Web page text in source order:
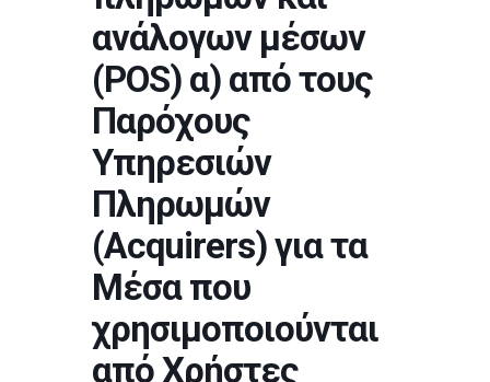
ανάλογων μέσων
(POS) α) από τους
Παρόχους
Υπηρεσιών
Πληρωμών
(Acquirers) για τα
Μέσα που
χρησιμοποιούνται
από Χρήστες